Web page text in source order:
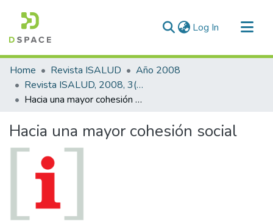
Log In (current)
Communities & Collections
All of DSpace
Statistics
Home Revista ISALUD
Año 2008
Revista ISALUD, 2008, 3(13)
Hacia una mayor cohesión social
Hacia una mayor cohesión social